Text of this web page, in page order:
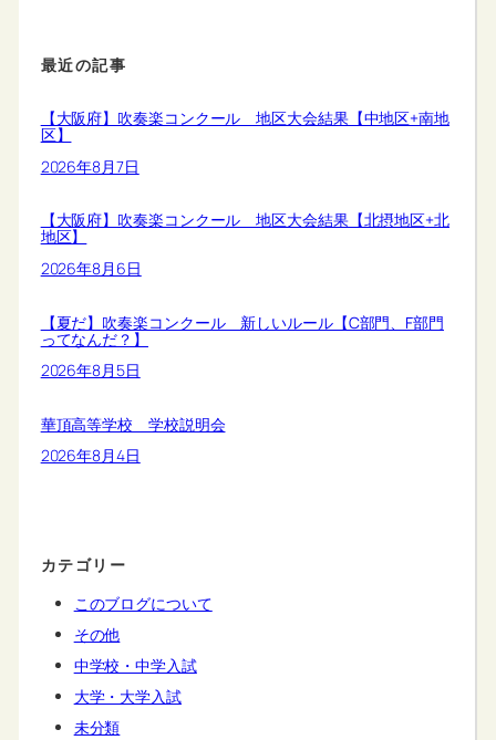
最近の記事
【大阪府】吹奏楽コンクール 地区大会結果【中地区+南地
区】
2026年8月7日
【大阪府】吹奏楽コンクール 地区大会結果【北摂地区+北
地区】
2026年8月6日
【夏だ】吹奏楽コンクール 新しいルール【C部門、F部門
ってなんだ？】
2026年8月5日
華頂高等学校 学校説明会
2026年8月4日
カテゴリー
このブログについて
その他
中学校・中学入試
大学・大学入試
未分類